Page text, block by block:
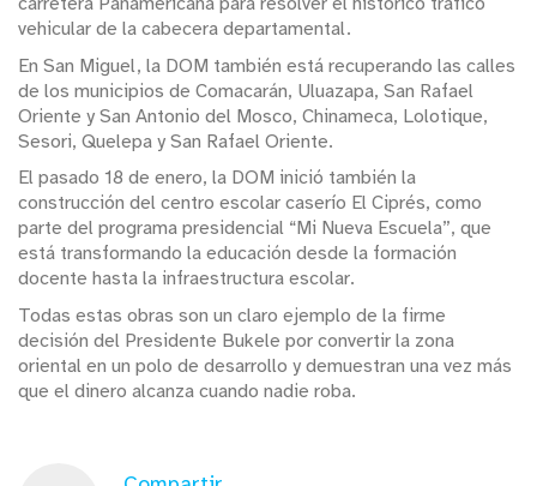
vehicular de la cabecera departamental.
En San Miguel, la DOM también está recuperando las calles
de los municipios de Comacarán, Uluazapa, San Rafael
Oriente y San Antonio del Mosco, Chinameca, Lolotique,
Sesori, Quelepa y San Rafael Oriente.
El pasado 18 de enero, la DOM inició también la
construcción del centro escolar caserío El Ciprés, como
parte del programa presidencial “Mi Nueva Escuela”, que
está transformando la educación desde la formación
docente hasta la infraestructura escolar.
Todas estas obras son un claro ejemplo de la firme
decisión del Presidente Bukele por convertir la zona
oriental en un polo de desarrollo y demuestran una vez más
que el dinero alcanza cuando nadie roba.